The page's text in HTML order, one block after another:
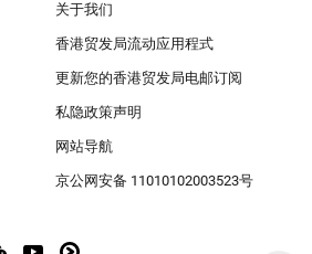
关于我们
香港贸发局流动应用程式
更新您的香港贸发局电邮订阅
私隐政策声明
网站导航
京公网安备 11010102003523号